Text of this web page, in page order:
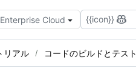
Enterprise Cloud {{icon}}
リアル コードのビルドとテスト